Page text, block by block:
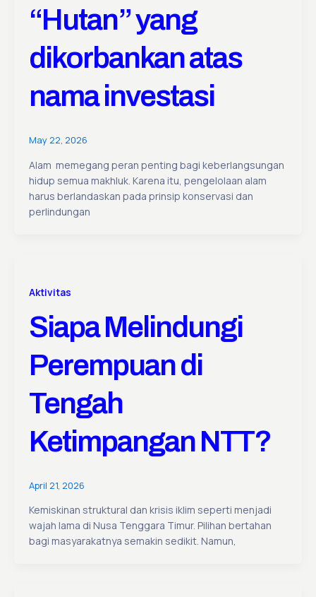
“Hutan” yang
dikorbankan atas
nama investasi
May 22, 2026
Alam memegang peran penting bagi keberlangsungan
hidup semua makhluk. Karena itu, pengelolaan alam
harus berlandaskan pada prinsip konservasi dan
perlindungan
Aktivitas
Siapa Melindungi
Perempuan di
Tengah
Ketimpangan NTT?
April 21, 2026
Kemiskinan struktural dan krisis iklim seperti menjadi
wajah lama di Nusa Tenggara Timur. Pilihan bertahan
bagi masyarakatnya semakin sedikit. Namun,